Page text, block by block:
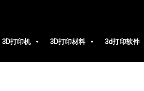
3D打印机 3D打印材料 3d打印软件